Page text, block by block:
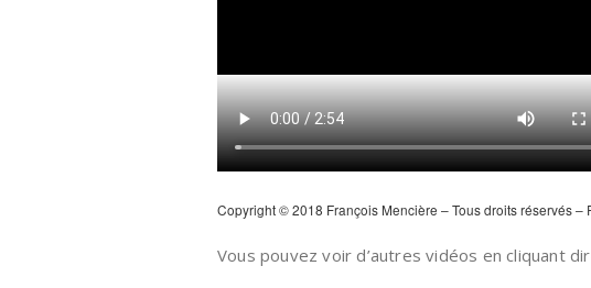
Copyright © 2018 François Mencière – Tous droits réservés
Vous pouvez voir d’autres vidéos en cliquant